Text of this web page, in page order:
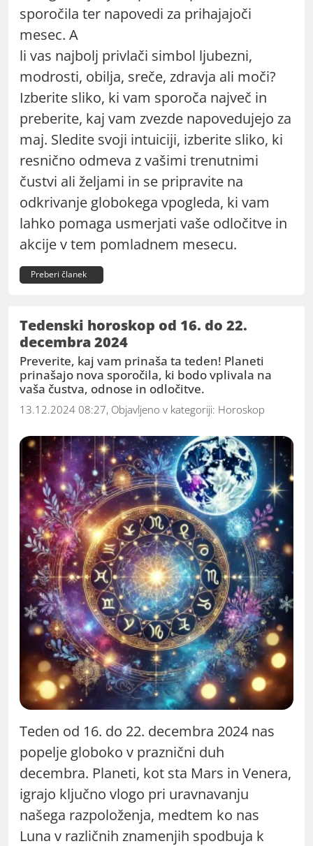
sporočila ter napovedi za prihajajoči
mesec. A
li vas najbolj privlači simbol ljubezni,
modrosti, obilja, sreče, zdravja ali moči?
Izberite sliko, ki vam sporoča največ in
preberite, kaj vam zvezde napovedujejo za
maj. Sledite svoji intuiciji, izberite sliko, ki
resnično odmeva z vašimi trenutnimi
čustvi ali željami in se pripravite na
odkrivanje globokega vpogleda, ki vam
lahko pomaga usmerjati vaše odločitve in
akcije v tem pomladnem mesecu.
Preberi članek
Tedenski horoskop od 16. do 22.
decembra 2024
Preverite, kaj vam prinaša ta teden! Planeti
prinašajo nova sporočila, ki bodo vplivala na
vaša čustva, odnose in odločitve.
13.12.2024 08:27, Objavljeno v kategoriji: Horoskop
Teden od 16. do 22. decembra 2024 nas
popelje globoko v praznični duh
decembra. Planeti, kot sta Mars in Venera,
igrajo ključno vlogo pri uravnavanju
našega razpoloženja, medtem ko nas
Luna v različnih znamenjih spodbuja k